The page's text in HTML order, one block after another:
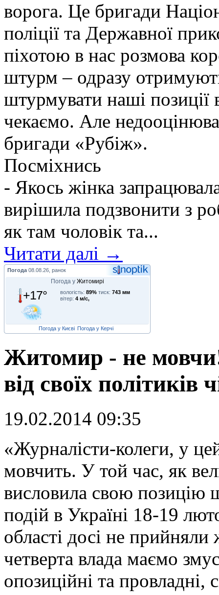
ворога. Це бригади
поліції та Державної
піхотою в нас розмова
штурм – одразу
штурмувати наші позиції
чекаємо. Але
бригади «Рубіж».
Посміхнись
- Якось жінка
вирішила подзвонити з
як там чоловік та...
Читати далі →
Погода 08.08.26, ранок
Погода у Житомирі
+17° вологість: 89% тиск: 743 мм
вітер: 4 м/с,
Погода у Києві Погода у Керчі
Житомир - не
від своїх політиків
19.02.2014 09:35
«Журналісти-колеги, у
мовчить. У той час, як
висловила свою позицію
подій в Україні 18-19
області досі не
четверта влада маємо
опозиційні та